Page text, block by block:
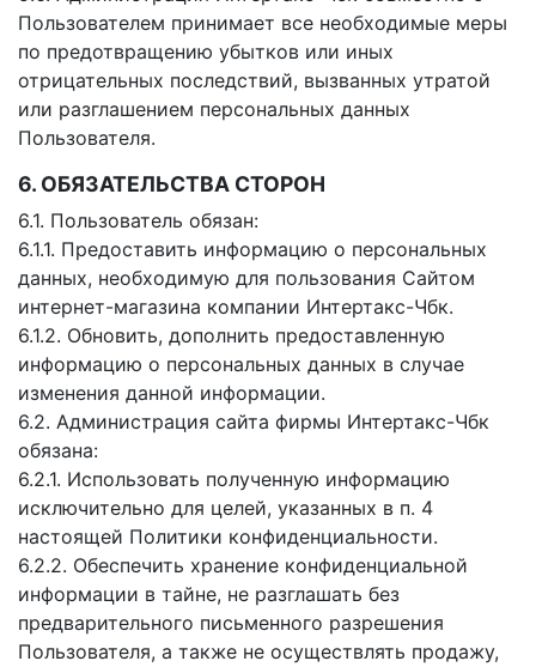
Пользователем принимает все необходимые меры
по предотвращению убытков или иных
отрицательных последствий, вызванных утратой
или разглашением персональных данных
Пользователя.
6. ОБЯЗАТЕЛЬСТВА СТОРОН
6.1. Пользователь обязан:
6.1.1. Предоставить информацию о персональных
данных, необходимую для пользования Сайтом
интернет-магазина компании Интертакс-Чбк.
6.1.2. Обновить, дополнить предоставленную
информацию о персональных данных в случае
изменения данной информации.
6.2. Администрация сайта фирмы Интертакс-Чбк
обязана:
6.2.1. Использовать полученную информацию
исключительно для целей, указанных в п. 4
настоящей Политики конфиденциальности.
6.2.2. Обеспечить хранение конфиденциальной
информации в тайне, не разглашать без
предварительного письменного разрешения
Пользователя, а также не осуществлять продажу,